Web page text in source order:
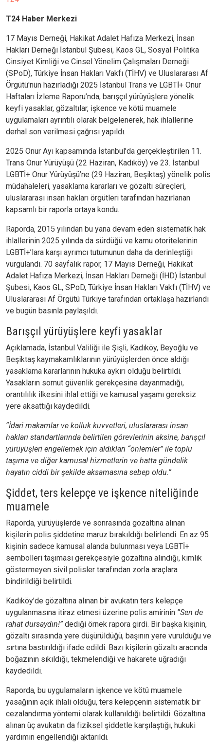
T24 Haber Merkezi
17 Mayıs Derneği, Hakikat Adalet Hafıza Merkezi, İnsan
Hakları Derneği İstanbul Şubesi, Kaos GL, Sosyal Politika
Cinsiyet Kimliği ve Cinsel Yönelim Çalışmaları Derneği
(SPoD), Türkiye İnsan Hakları Vakfı (TİHV) ve Uluslararası Af
Örgütü'nün hazırladığı 2025 İstanbul Trans ve LGBTİ+ Onur
Haftaları İzleme Raporu’nda, barışçıl yürüyüşlere yönelik
keyfi yasaklar, gözaltılar, işkence ve kötü muamele
uygulamaları ayrıntılı olarak belgelenerek, hak ihlallerine
derhal son verilmesi çağrısı yapıldı.
2025 Onur Ayı kapsamında İstanbul’da gerçekleştirilen 11.
Trans Onur Yürüyüşü (22 Haziran, Kadıköy) ve 23. İstanbul
LGBTİ+ Onur Yürüyüşü’ne (29 Haziran, Beşiktaş) yönelik polis
müdahaleleri, yasaklama kararları ve gözaltı süreçleri,
uluslararası insan hakları örgütleri tarafından hazırlanan
kapsamlı bir raporla ortaya kondu.
Raporda, 2015 yılından bu yana devam eden sistematik hak
ihlallerinin 2025 yılında da sürdüğü ve kamu otoritelerinin
LGBTİ+’lara karşı ayrımcı tutumunun daha da derinleştiği
vurgulandı. 70 sayfalık rapor, 17 Mayıs Derneği, Hakikat
Adalet Hafıza Merkezi, İnsan Hakları Derneği (İHD) İstanbul
Şubesi, Kaos GL, SPoD, Türkiye İnsan Hakları Vakfı (TİHV) ve
Uluslararası Af Örgütü Türkiye tarafından ortaklaşa hazırlandı
ve bugün basınla paylaşıldı.
Barışçıl yürüyüşlere keyfi yasaklar
Açıklamada, İstanbul Valiliği ile Şişli, Kadıköy, Beyoğlu ve
Beşiktaş kaymakamlıklarının yürüyüşlerden önce aldığı
yasaklama kararlarının hukuka aykırı olduğu belirtildi.
Yasakların somut güvenlik gerekçesine dayanmadığı,
orantılılık ilkesini ihlal ettiği ve kamusal yaşamı gereksiz
yere aksattığı kaydedildi.
“İdari makamlar ve kolluk kuvvetleri, uluslararası insan
hakları standartlarında belirtilen görevlerinin aksine, barışçıl
yürüyüşleri engellemek için aldıkları “önlemler” ile toplu
taşıma ve diğer kamusal hizmetlerin ve hatta gündelik
hayatın ciddi bir şekilde aksamasına sebep oldu.”
Şiddet, ters kelepçe ve işkence niteliğinde
muamele
Raporda, yürüyüşlerde ve sonrasında gözaltına alınan
kişilerin polis şiddetine maruz bırakıldığı belirlendi. En az 95
kişinin sadece kamusal alanda bulunması veya LGBTİ+
sembolleri taşıması gerekçesiyle gözaltına alındığı, kimlik
göstermeyen sivil polisler tarafından zorla araçlara
bindirildiği belirtildi.
Kadıköy’de gözaltına alınan bir avukatın ters kelepçe
uygulanmasına itiraz etmesi üzerine polis amirinin “Sen de
rahat dursaydın!” dediği örnek rapora girdi. Bir başka kişinin,
gözaltı sırasında yere düşürüldüğü, başının yere vurulduğu ve
sırtına bastırıldığı ifade edildi. Bazı kişilerin gözaltı aracında
boğazının sıkıldığı, tekmelendiği ve hakarete uğradığı
kaydedildi.
Raporda, bu uygulamaların işkence ve kötü muamele
yasağının açık ihlali olduğu, ters kelepçenin sistematik bir
cezalandırma yöntemi olarak kullanıldığı belirtildi. Gözaltına
alınan üç avukatın da fiziksel şiddetle karşılaştığı, hukuki
yardımın engellendiği aktarıldı.